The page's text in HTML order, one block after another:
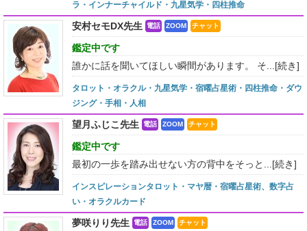
ラ・インナーチャイルド・九星気学・四柱推命
安村セモDX先生 電話 ZOOM チャット
鑑定中です
誰かに話を聞いてほしい瞬間があります。 そ... [続き]
タロット・オラクル・九星気学・宿曜占星術・四柱推命・ダウ
ジング・手相・人相
望月ふじこ先生 電話 ZOOM チャット
鑑定中です
最初の一歩を踏み出せない方の背中をそっと... [続き]
インスピレーションタロット・マヤ暦・宿曜占星術、数字占
い・オラクルカード
夢咲りり先生 電話 ZOOM チャット